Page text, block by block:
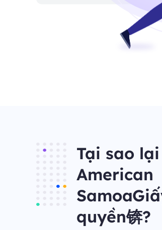
Tại sao
American
quyền锛?